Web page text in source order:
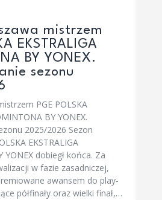
mistrzem
EKSTRALIGA
BY YONEX.
sezonu
PGE POLSKA
BY YONEX.
2025/2026 Sezon
EKSTRALIGA
YONEX dobiegł końca. Za
w fazie zasadniczej,
awansem do play-
półfinały oraz wielki finał,…